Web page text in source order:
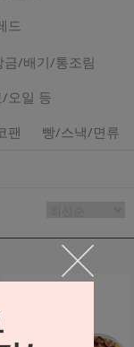
드
금/배기/통조림
오일 등
팬
빵/스낵/면류